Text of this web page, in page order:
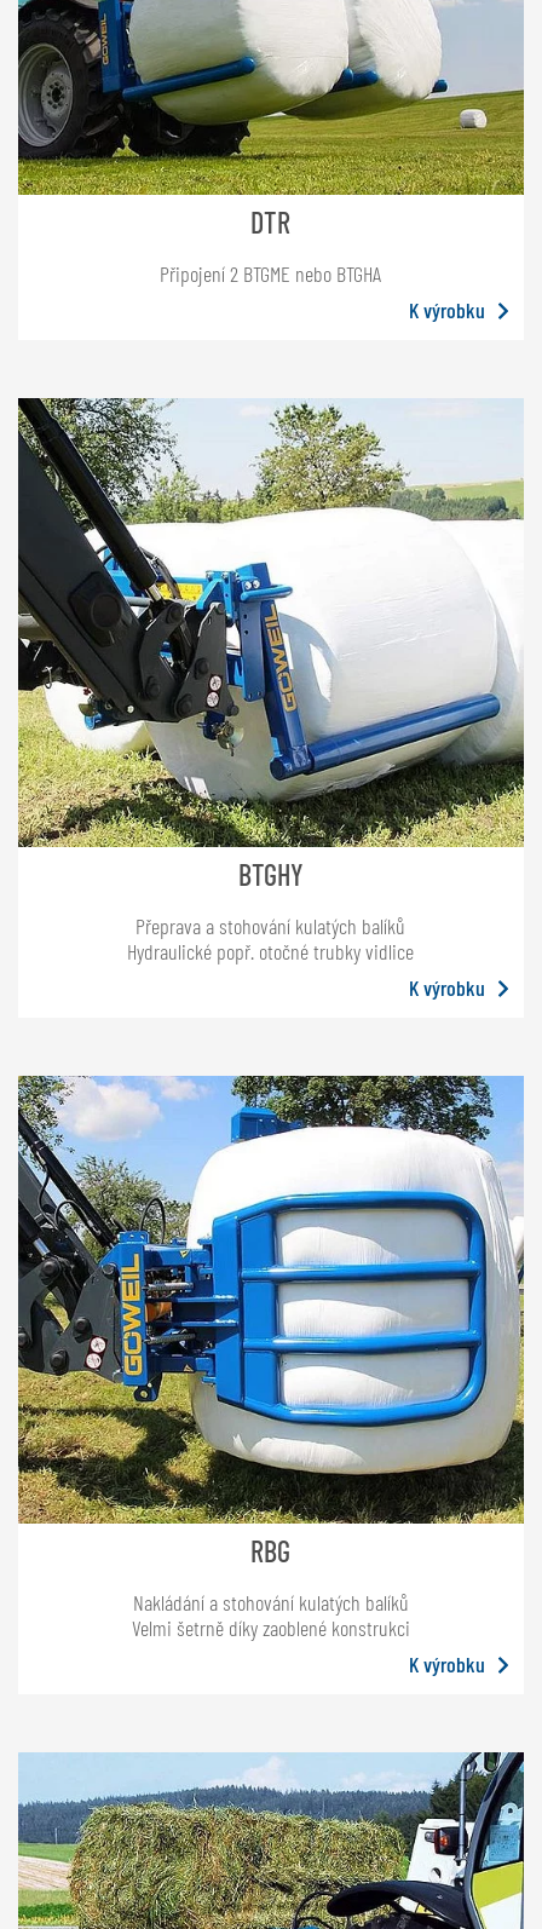
DTR
Připojení 2 BTGME nebo BTGHA
K výrobku
BTGHY
Přeprava a stohování kulatých balíků
Hydraulické popř. otočné trubky vidlice
K výrobku
RBG
Nakládání a stohování kulatých balíků
Velmi šetrně díky zaoblené konstrukci
K výrobku